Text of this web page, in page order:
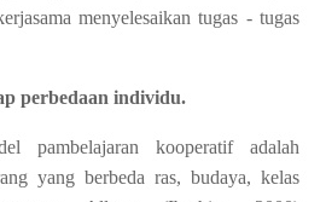
menyelesaikan tugas ‑ tugas
perbedaan individu.
pambelajaran kooperatif adalah
yang berbeda ras, budaya, kelas